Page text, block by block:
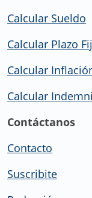
Calcular Sueldo
Calcular Plazo
Calcular
Calcular
Contáctanos
Contacto
Suscribite